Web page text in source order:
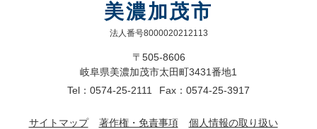
美濃加茂市
法人番号8000020212113
〒505-8606
岐阜県美濃加茂市太田町3431番地1
Tel：0574-25-2111
Fax：0574-25-3917
サイトマップ 著作権・免責事項
個人情報の取り扱い